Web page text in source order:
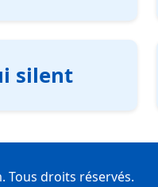
silent
Tous droits réservés.